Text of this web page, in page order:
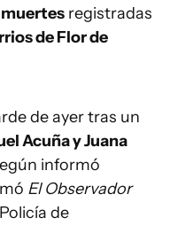
registradas
de Flor de
de ayer tras un
Acuña y Juana
informó
El Observador
de